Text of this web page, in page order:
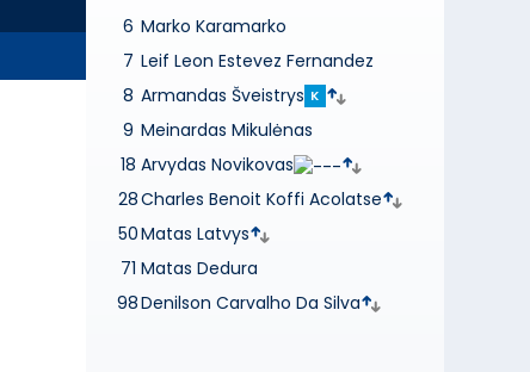
6 Marko Karamarko
7 Leif Leon Estevez Fernandez
8 Armandas Šveistrys K
9 Meinardas Mikulėnas
18 Arvydas Novikovas
28Charles Benoit Koffi Acolatse
50Matas Latvys
71 Matas Dedura
98Denilson Carvalho Da Silva